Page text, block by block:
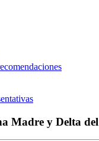
Madre y Delta